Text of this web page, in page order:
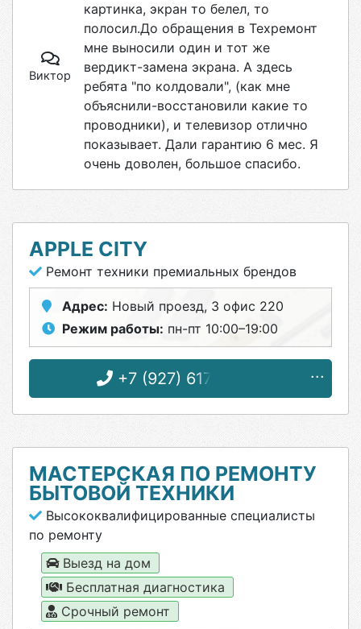
Виктор
картинка, экран то белел, то
полосил.До обращения в Техремонт
мне выносили один и тот же
вердикт-замена экрана. А здесь
ребята "по колдовали", (как мне
объяснили-восстановили какие то
проводники), и телевизор отлично
показывает. Дали гарантию 6 мес. Я
очень доволен, большое спасибо.
APPLE CITY
Ремонт техники премиальных брендов
Адрес: Новый проезд, 3 офис 220
Режим работы: пн-пт 10:00–19:00
+7 (927) 617-57-80
МАСТЕРСКАЯ ПО РЕМОНТУ
БЫТОВОЙ ТЕХНИКИ
Высококвалифицированные специалисты
по ремонту
Выезд на дом
Бесплатная диагностика
Срочный ремонт